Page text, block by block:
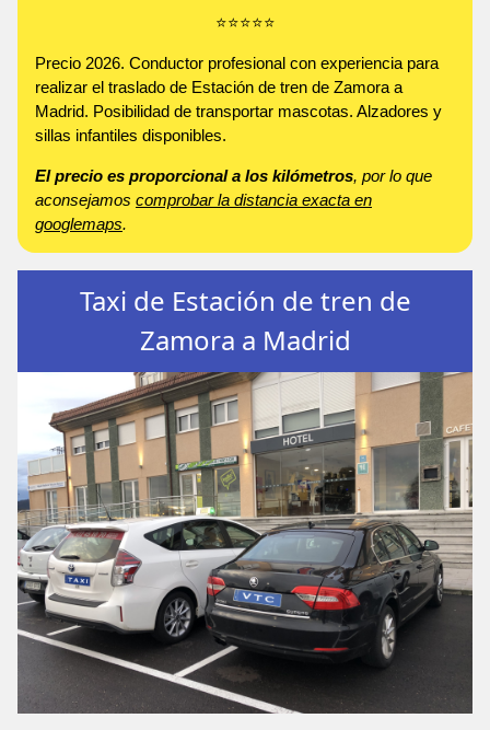
⭐️⭐️⭐️⭐️⭐️
Precio 2026. Conductor profesional con experiencia para
realizar el traslado de Estación de tren de Zamora a
Madrid. Posibilidad de transportar mascotas. Alzadores y
sillas infantiles disponibles.
El precio es proporcional a los kilómetros, por lo que
aconsejamos comprobar la distancia exacta en
googlemaps.
Taxi de Estación de tren de
Zamora a Madrid